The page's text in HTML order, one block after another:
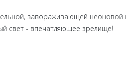
завораживающей
свет - впечатляющее зрелище!